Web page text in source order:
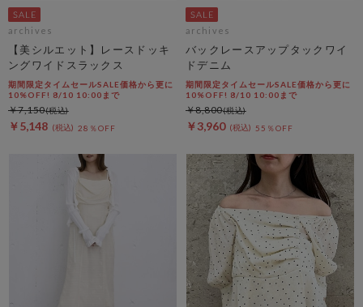
archives
【美シルエット】レースドッキ
ングワイドスラックス
期間限定タイムセールSALE価格から更に
10%OFF! 8/10 10:00まで
￥5,148 28％OFF
￥7,150
archives
バックレースアップタックワイ
ドデニム
期間限定タイムセールSALE価格から更に
10%OFF! 8/10 10:00まで
￥3,960 55％OFF
￥8,800